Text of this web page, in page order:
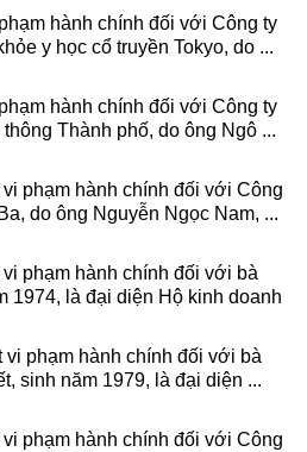
hành chính đối với Công ty
y học cổ truyền Tokyo, do ...
hành chính đối với Công ty
Thành phố, do ông Ngô ...
phạm hành chính đối với Công
do ông Nguyễn Ngọc Nam, ...
phạm hành chính đối với bà
1974, là đại diện Hộ kinh doanh
phạm hành chính đối với bà
sinh năm 1979, là đại diện ...
phạm hành chính đối với Công